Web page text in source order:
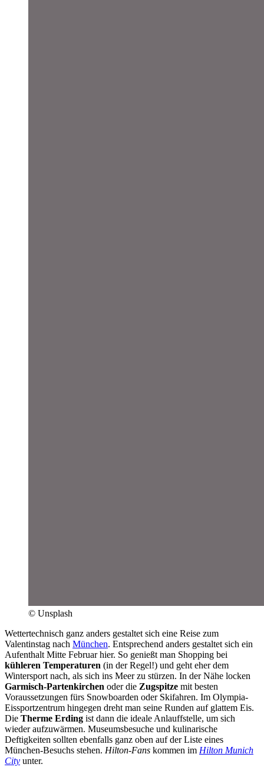
© Unsplash
Wettertechnisch ganz anders gestaltet sich eine Reise zum
Valentinstag nach München. Entsprechend anders gestaltet sich ein
Aufenthalt Mitte Februar hier. So genießt man Shopping bei
kühleren Temperaturen (in der Regel!) und geht eher dem
Wintersport nach, als sich ins Meer zu stürzen. In der Nähe locken
Garmisch-Partenkirchen oder die Zugspitze mit besten
Voraussetzungen fürs Snowboarden oder Skifahren. Im Olympia-
Eissportzentrum hingegen dreht man seine Runden auf glattem Eis.
Die Therme Erding ist dann die ideale Anlauffstelle, um sich
wieder aufzuwärmen. Museumsbesuche und kulinarische
Deftigkeiten sollten ebenfalls ganz oben auf der Liste eines
München-Besuchs stehen. Hilton-Fans kommen im Hilton Munich
City unter.